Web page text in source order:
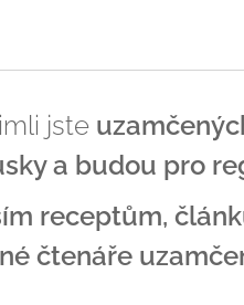
jste
a budou pro
receptům,
čtenáře